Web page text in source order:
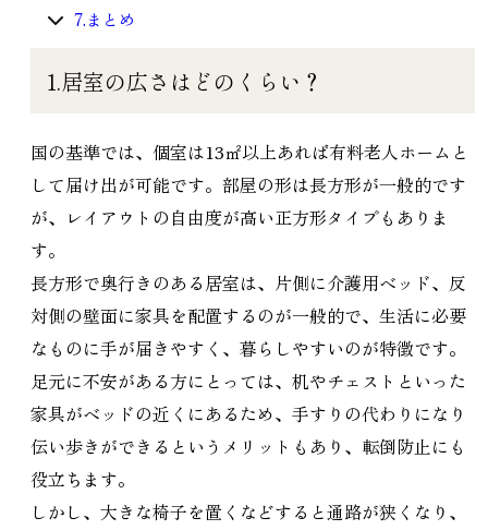
7.まとめ
1.居室の広さはどのくらい？
国の基準では、個室は13㎡以上あれば有料老人ホームと
して届け出が可能です。部屋の形は長方形が一般的です
が、レイアウトの自由度が高い正方形タイプもありま
す。
長方形で奥行きのある居室は、片側に介護用ベッド、反
対側の壁面に家具を配置するのが一般的で、生活に必要
なものに手が届きやすく、暮らしやすいのが特徴です。
足元に不安がある方にとっては、机やチェストといった
家具がベッドの近くにあるため、手すりの代わりになり
伝い歩きができるというメリットもあり、転倒防止にも
役立ちます。
しかし、大きな椅子を置くなどすると通路が狭くなり、